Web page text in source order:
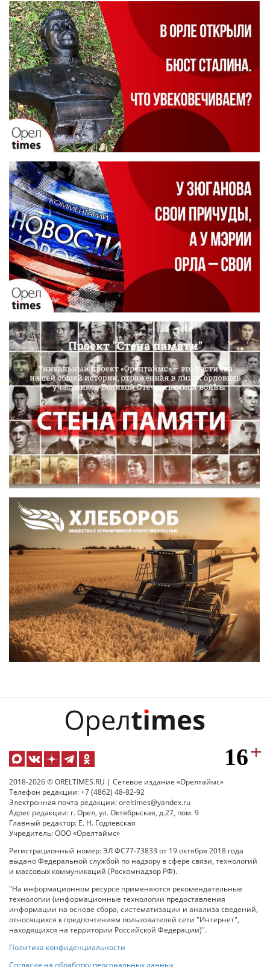
2018-2026 © ORELTIMES.RU | Сетевое издание «Орелтаймс»
Телефон редакции: +7 (4862) 48-82-92
Электронная почта редакции: oreltimes@yandex.ru
Адрес редакции: г. Орел, ул. Октябрьская, д.27, пом. 9
Главный редактор: Е. Н. Годлевская
Учредитель: ООО «Орелтаймс»
Регистрационный номер: ЭЛ ФС77-73833 от 19 октября 2018 года
выдано Федеральной службой по надзору в сфере связи, технологий
и массовых коммуникаций (Роскомнадзор РФ).
"На информационном ресурсе применяются рекомендательные
технологии (информационные технологии предоставления
информации на основе сбора, систематизации и анализа сведений,
относящихся к предпочтениям пользователей сети "Интернет",
находящихся на территории Российской Федерации)".
Политика конфиденциальности